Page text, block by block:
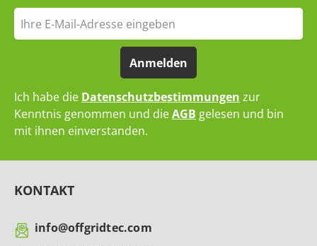
Anmelden
Ich habe die Datenschutzbestimmungen zur
Kenntnis genommen und dieAGB gelesen und bin
mit ihnen einverstanden.
KONTAKT
info@offgridtec.com